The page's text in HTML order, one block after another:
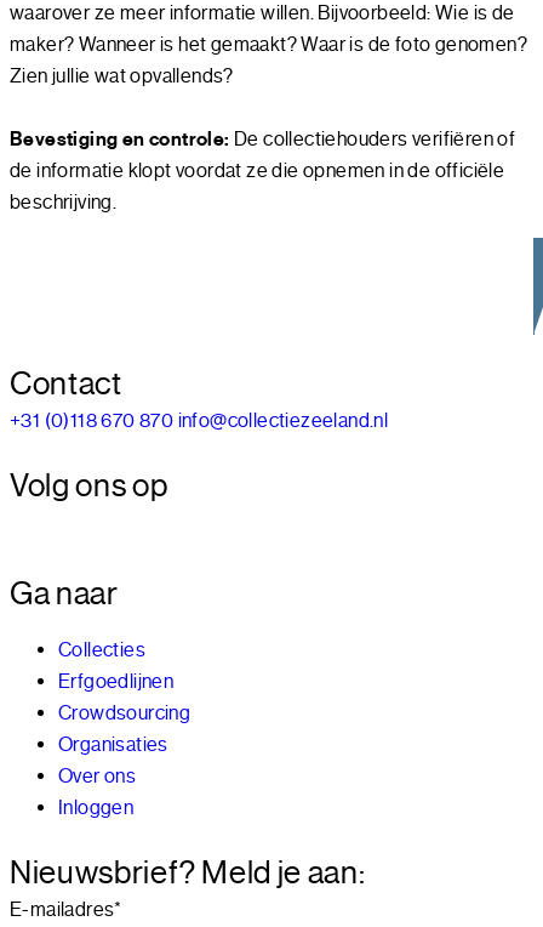
waarover ze meer informatie willen. Bijvoorbeeld: Wie is de
maker? Wanneer is het gemaakt? Waar is de foto genomen?
Zien jullie wat opvallends?
Bevestiging en controle: De collectiehouders verifiëren of
de informatie klopt voordat ze die opnemen in de officiële
beschrijving.
Contact
+31 (0)118 670 870 info@collectiezeeland.nl
Volg ons op
Ga naar
Collecties
Erfgoedlijnen
Crowdsourcing
Organisaties
Over ons
Inloggen
Nieuwsbrief? Meld je aan:
E-mailadres*